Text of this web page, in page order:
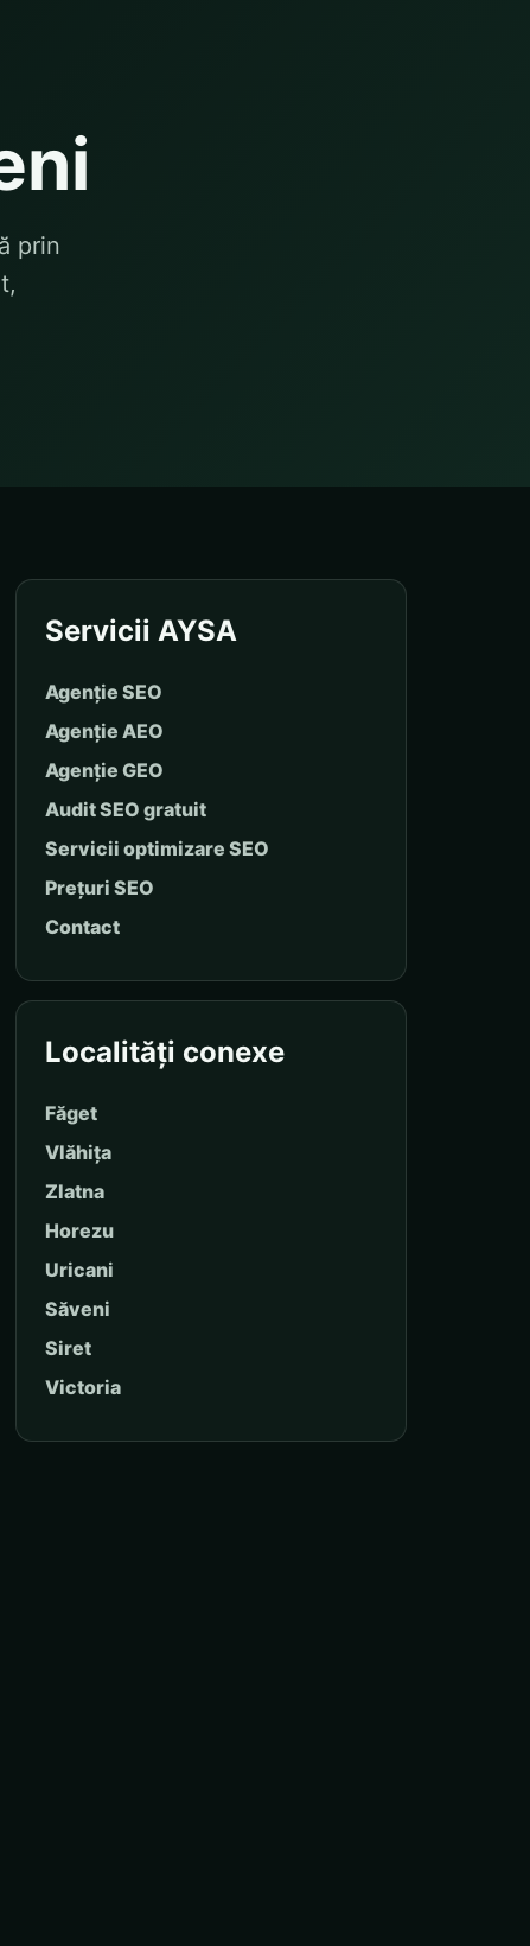
prin
Servicii AYSA
Agenție SEO
Agenție AEO
Agenție GEO
Audit SEO gratuit
Servicii optimizare SEO
Prețuri SEO
Contact
Localități conexe
Făget
Vlăhița
Zlatna
Horezu
Uricani
Săveni
Siret
Victoria